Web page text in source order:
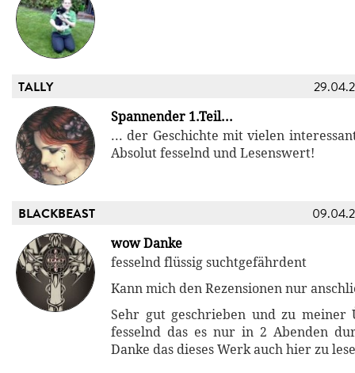
TALLY
Spannender 1.Teil...
... der Geschichte mit vielen
Absolut fesselnd und Lesenswert!
BLACKBEAST
wow Danke
fesselnd flüssig suchtgefährdent
Kann mich den Rezensionen nur
Sehr gut geschrieben und zu meiner
fesselnd das es nur in 2 Abenden
Danke das dieses Werk auch hier zu